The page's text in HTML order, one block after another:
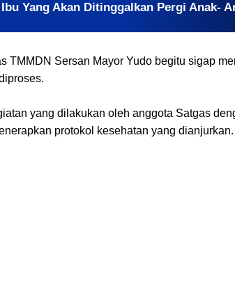
Yang Akan Ditinggalkan Pergi Anak-
TMMDN Sersan Mayor Yudo begitu sigap
yang dilakukan oleh anggota Satgas
protokol kesehatan yang